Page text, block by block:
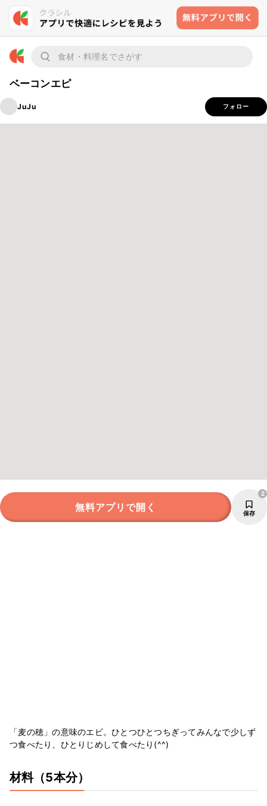
ベーコンエピ
JuJu フォロー
無料アプリで開く 保存
2
「麦の穂」の意味のエビ。ひとつひとつちぎってみんなで少しず
つ食べたり、ひとりじめして食べたり(^^)
材料（5本分）